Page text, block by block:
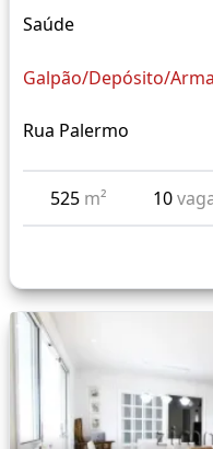
Saúde
Galpão/Depósito/
Rua Palermo
525 m² 10